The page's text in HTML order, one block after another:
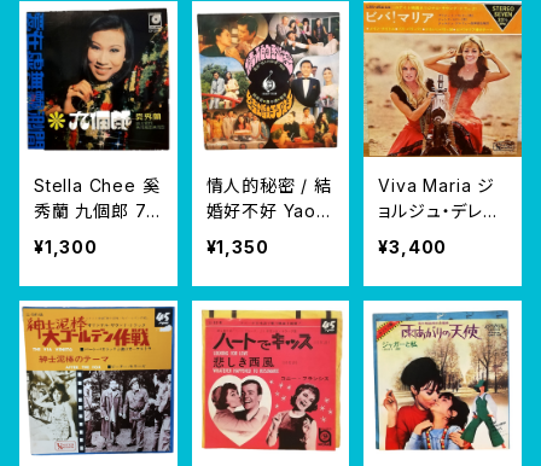
Stella Chee ‎奚
秀蘭 九個郎 7"
EP
¥1,300
情人的秘密 / 結
婚好不好 Yao S
u Yong 姚蘇蓉
7" EP
¥1,350
Viva Maria ジ
ョルジュ・デレル
ビバ!マリア 7"
¥3,400